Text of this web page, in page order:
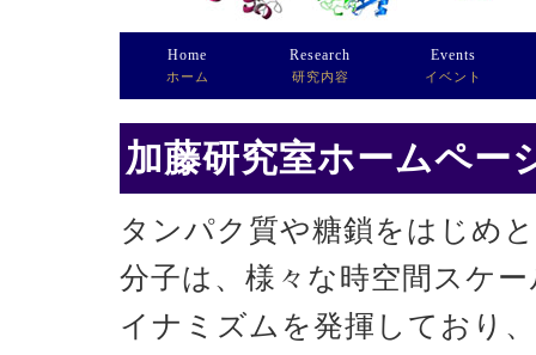
Home
ホーム
Research
研究内容
Events
イベント
加藤研究室ホームペー
タンパク質や糖鎖をはじめ
分子は、様々な時空間スケ
イナミズムを発揮しており